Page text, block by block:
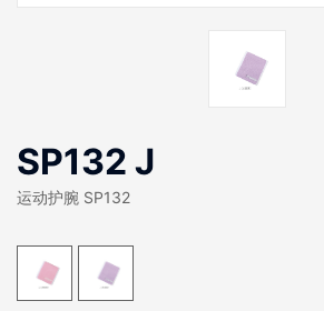
SP132 J
运动护腕 SP132